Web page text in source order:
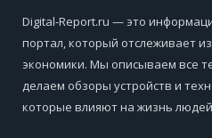
Digital-Report.ru — это
портал, который отслеживает
экономики. Мы описываем все
делаем обзоры устройств и
которые влияют на жизнь